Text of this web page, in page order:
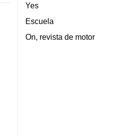
Yes
Escuela
On, revista de motor